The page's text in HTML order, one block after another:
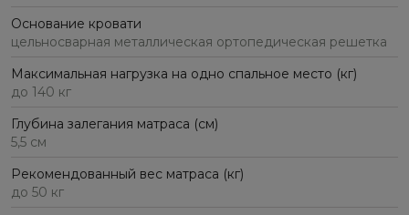
Основание кровати
цельносварная металлическая ортопедическая решетка
Максимальная нагрузка на одно спальное место (кг)
до 140 кг
Глубина залегания матраса (см)
5,5 см
Рекомендованный вес матраса (кг)
до 50 кг